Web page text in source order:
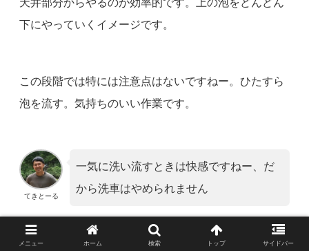
天井部分からやるのが効率的です。上の泡をどんどん
下にやっていくイメージです。
この段階では特には注意点はないですねー。ひたすら
泡を流す。気持ちのいい作業です。
てきとーる
一気に洗い流すときは快感ですねー、だ
から洗車はやめられません
メニュー ホーム 検索 トップ サイドバー